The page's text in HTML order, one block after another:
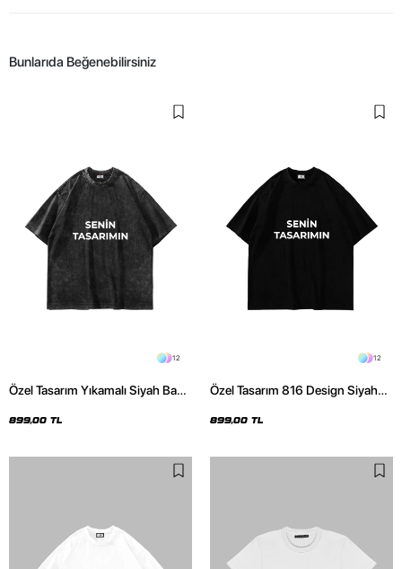
Bunlarıda Beğenebilirsiniz
12
Özel Tasarım Yıkamalı Siyah Basic
899,00 TL
12
Özel Tasarım 816 Design Siyah
899,00 TL